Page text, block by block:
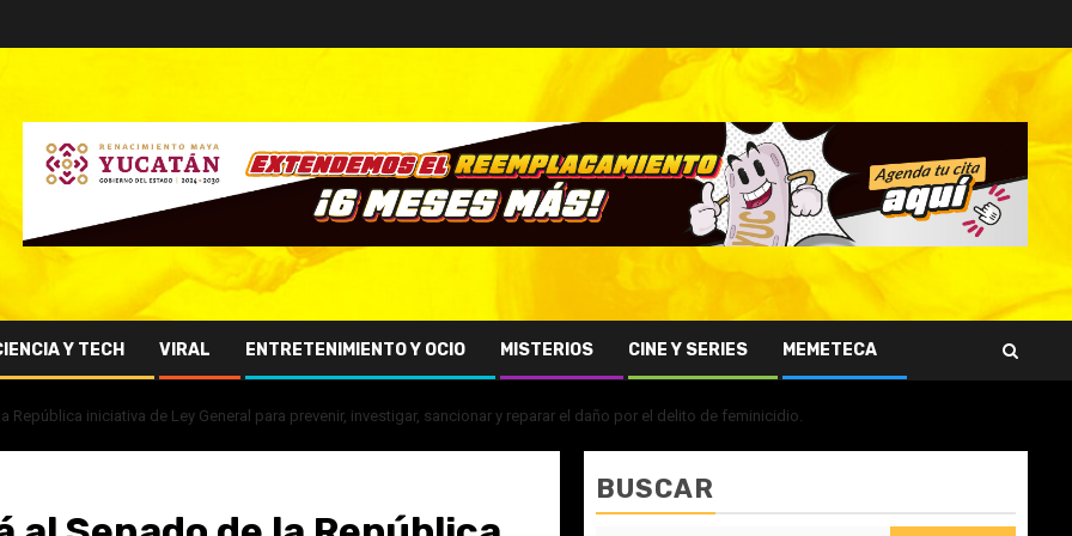
Y TECH VIRAL ENTRETENIMIENTO Y OCIO MISTERIOS CINE Y SERIES MEMETECA
República iniciativa de Ley General para prevenir, investigar, sancionar y reparar el daño por el delito de feminicidio.
BUSCAR